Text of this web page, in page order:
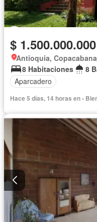
$ 1.500.000.000
Antioquia, Copacabana
8 Habitaciones
8
Aparcadero
Hace 5 días, 14 horas en -